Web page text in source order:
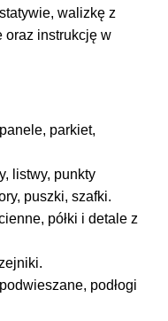
walizkę z
oraz instrukcję w
parkiet,
listwy, punkty
puszki, szafki.
półki i detale z
podłogi